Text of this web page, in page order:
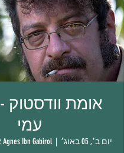
אומת וודסטוק -
עמי
יום ב׳, 05 באוג׳
  |
Agnes Ibn Gabirol אגנס אבן גבירול